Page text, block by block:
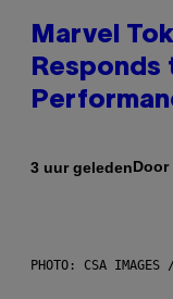
Marvel
Responds
3 uur geledenDoor
PHOTO: CSA IMAGES